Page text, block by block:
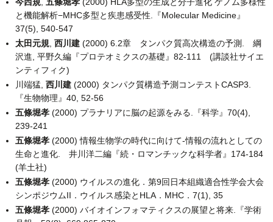
と機能解析−MHC多型と疾患感受性.『Molecular Medicine』
37(5), 540-547
太田元規 西川建 (2000) 6.2章 タンパク質高次構造の予測. 綱
沢進, 平野久編『プロテオミクスの基礎』82-111 (講談社サイエ
ンティフィク)
川端猛, 西川建 (2000) タンパク質構造予測コンテストCASP3.
『生物物理』40, 52-56
五條堀孝 (2000) プラナリアに脳の起源をみる.『科学』70(4),
239-241
五條堀孝 (2000) 情報生物学の時代に向けて-情報の流れとしての
生命と進化. 井川洋二編『続・ロマンチックな科学者』174-184
(羊土社)
五條堀孝 (2000) ウイルスの進化．第9回日本組織適合性学会大会
シンポジウムII．ウイルス感染とHLA．MHC．7(1), 35
五條堀孝 (2000) バイオインフォマティクスの展望と将来.『学術